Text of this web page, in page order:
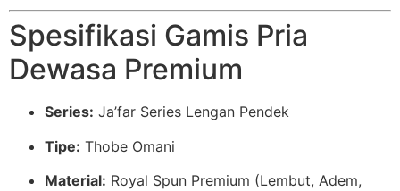
Spesifikasi Gamis Pria
Dewasa Premium
Series: Ja’far Series Lengan Pendek
Tipe: Thobe Omani
Material: Royal Spun Premium (Lembut, Adem,